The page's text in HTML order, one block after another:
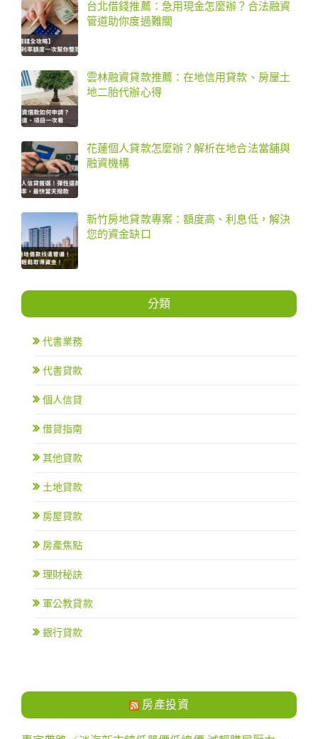
台北借錢推薦：急用現金怎麼辦？合法融資
管道助你度過難關
雲林融資貸款推薦：在地信用貸款、房屋土
地二胎代辦心得
花蓮個人貸款怎麼辦？解析在地合法當舖與
融資機構
新竹房地貸款專案：額度高、利息低，解決
您的資金缺口
分類
代書業務
代書貸款
個人信貸
借貸指南
其他貸款
土地貸款
房屋貸款
房產焦點
理財秘訣
軍公教貸款
銀行貸款
房產投資